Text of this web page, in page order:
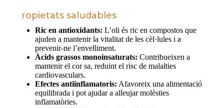
Propietats saludables
Ric en antioxidants: L’oli és ric en compostos que
ajuden a mantenir la vitalitat de les cèl·lules i a
prevenir-ne l’envelliment.
Àcids grassos monoinsaturats: Contribueixen a
mantenir el cor sa, reduint el risc de malalties
cardiovasculars.
Efectes antiinflamatoris: Afavoreix una alimentació
equilibrada i pot ajudar a alleujar molèsties
inflamatòries.